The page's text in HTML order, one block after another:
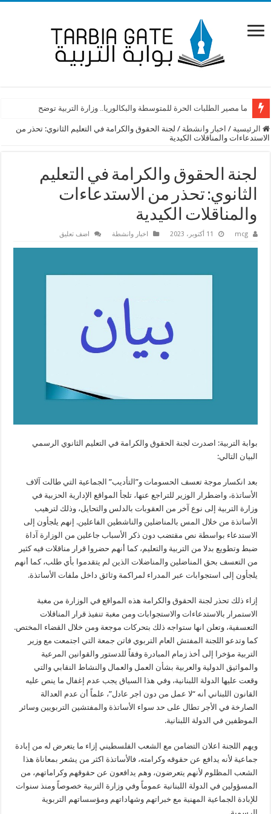
ما مصير الطلبات الحرة للمتوسطة والبكالوريا.. وزارة التربية توضح
الرئيسية / اخبار وانشطة / لجنة الحقوق والكرامة في التعليم الثانوي: تحذر من
الاستدعاءات والمناقلات الكيدية
لجنة الحقوق والكرامة في التعليم
الثانوي: تحذر من الاستدعاءات
والمناقلات الكيدية
mcg 11 أكتوبر، 2023 اخبار وانشطة اضف تعليق
بوابة التربية: اصدرت لجنة الحقوق والكرامة في التعليم الثانوي الرسمي
البيان التالي:
بعد انكسار موجة تعسف الحسومات و”التأديب” الجماعية التي طالت آلاف
الأساتذة، واضطرار الوزير للتراجع عنها، تلجأ المواقع الإدارية الحزبية في
وزارة التربية إلى نوع آخر من العقوبات بالدلس والتحايل، وذلك لترهيب
الأساتذة من خلال المس بالمناضلين والناشطين الفاعلين. إنهم يلجأون إلى
الاستدعاء بواسطة نص مقتضب دون ذكر الأسباب جاعلين من الوزارة آداة
ضبط وتطويع بدلا من التربية والتعليم، كما أنهم حضروا قرار مناقلات فيه كثير
من التعسف بحق المناضلين والمناضلات الذين لم يتقدموا بأي طلب، كما أنهم
يلجأون إلى استجوابات عبر المدراء لمراكمة وثائق داخل ملفات الأساتذة.
إزاء ذلك تحذر لجنة الحقوق والكرامة هذه المواقع في الوزارة من مغبة
الاستمرار بالاستدعاءات والاستجوابات ومن مغبة تنفيذ قرار المناقلات
التعسفية، وتعلن انها ستواجه ذلك بتحركات موجعة ومن خلال القضاء المختص.
كما وتدعو اللجنة المفتش العام التربوي فاتن جمعة التي اجتمعت مع وزير
التربية مؤخرا إلى أخذ زمام المبادرة وفقاً للدستور والقوانين المرعية
والمواثيق الدولية والعربية بشأن العمل والعمال والنشاط النقابي والتي
وقعت عليها الدولة اللبنانية، وفي هذا السياق يجب عدم إغفال ما ينص عليه
القانون اللبناني أنه “لا عمل من دون اجر عادل”، علماً أن عدم العدالة
الصارخة في الأجر تطال على حد سواء الأساتذة والمفتشين التربويين وسائر
الموظفين في الدولة اللبنانية.
ويهم اللجنة اعلان التضامن مع الشعب الفلسطيني إزاء ما يتعرض له من إبادة
جماعية لأنه يدافع عن حقوقه وكرامته، فالأساتذة اكثر من يشعر بمعاناة هذا
الشعب المظلوم لأنهم يتعرضون، وهم يدافعون عن حقوقهم وكراماتهم، من
المسؤولين في الدولة اللبنانية عموماً وفي وزارة التربية خصوصاً ومنذ سنوات
للإبادة الجماعية المهنية مع خبراتهم وشهاداتهم ومؤسساتهم التربوية